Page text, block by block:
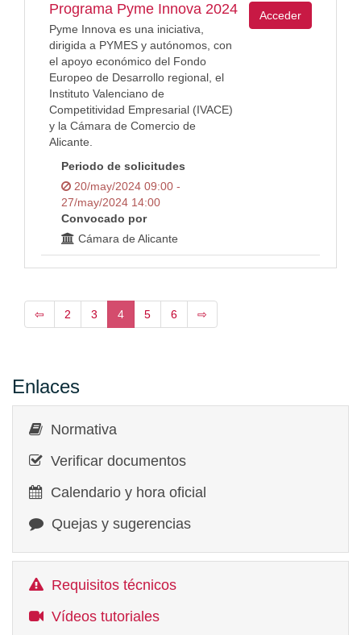
Programa Pyme Innova 2024
Pyme Innova es una iniciativa,
dirigida a PYMES y autónomos, con
el apoyo económico del Fondo
Europeo de Desarrollo regional, el
Instituto Valenciano de
Competitividad Empresarial (IVACE)
y la Cámara de Comercio de
Alicante.
Periodo de solicitudes
20/may/2024 09:00 -
27/may/2024 14:00
Convocado por
Cámara de Alicante
Acceder
⇦ 2 3 4 5 6 ⇨
Enlaces
Normativa
Verificar documentos
Calendario y hora oficial
Quejas y sugerencias
Requisitos técnicos
Vídeos tutoriales